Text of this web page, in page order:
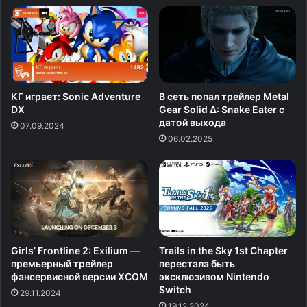
КГ играет: Sonic Adventure
DX
07.09.2024
В сеть попал трейлер Metal
Gear Solid Δ: Snake Eater с
датой выхода
06.02.2025
Girls’ Frontline 2: Exilium —
премьерный трейлер
фансервисной версии XCOM
29.11.2024
Trails in the Sky 1st Chapter
перестала быть
эксклюзивом Nintendo
Switch